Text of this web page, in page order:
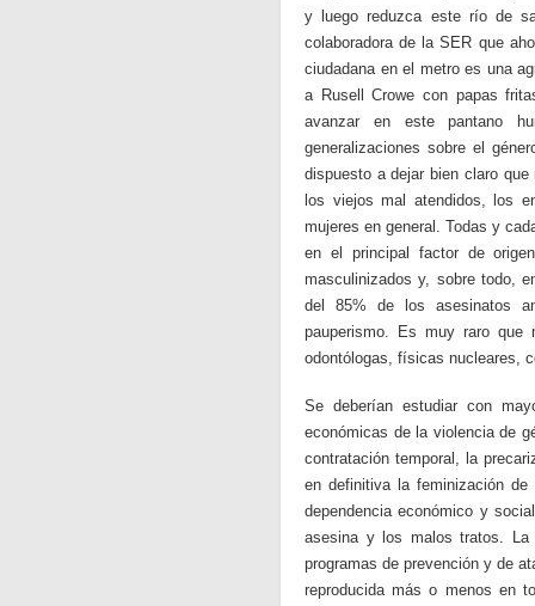
y luego reduzca este río de
colaboradora de la SER que
ciudadana en el metro es una
a Rusell Crowe con papas
avanzar en este pantano
generalizaciones sobre el
dispuesto a dejar bien claro
los viejos mal atendidos, los
mujeres en general. Todas y
en el principal factor de
masculinizados y, sobre todo,
del 85% de los asesinatos
pauperismo. Es muy raro que
odontólogas, físicas nucleares,
Se deberían estudiar con
económicas de la violencia de
contratación temporal, la
en definitiva la feminización
dependencia económico y
asesina y los malos tratos.
programas de prevención y de
reproducida más o menos en